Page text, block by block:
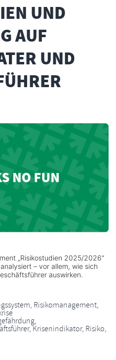
UND
AUF
UND
„Risikostudien 2025/2026“
– vor allem, wie sich
auswirken.
, Risikomanagement,
,
,Krisenindikator, Risiko,